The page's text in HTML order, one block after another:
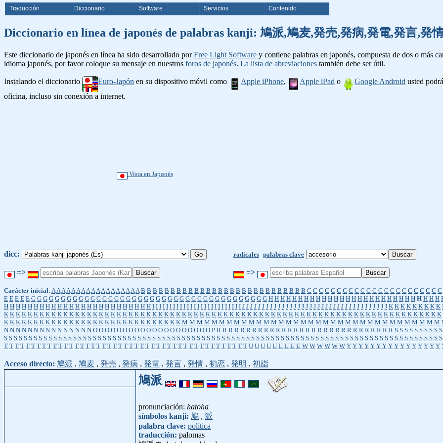
Traducción Diccionario Software Servicios Contenido
Diccionario en línea de japonés de palabras kanji: 鳩派,鳩麦,発売,発病,発電,発言,発
Este diccionario de japonés en línea ha sido desarrollado porFree Light Software y contiene palabras en japonés, compuesta de dos o más
idioma japonés, por favor coloque su mensaje en nuestros foros de japonés. La lista de abreviaciones también debe ser útil.
Instalando el diccionario Euro-Japón en su dispositivo móvil como Apple iPhone, Apple iPad o Google Android usted
oficina, incluso sin conexión a internet.
Vista en Japonés
dicc: radicales palabras clave
=> =>
Carácter inicial: A A A A A A A A A A A A A A A A A A B B B B B B B B B B B B B B B B B B B B B B B B B B B B C C C C C C C C C C C C C C C C C C C C C C C
E E E E E G G G G G G G G G G G G G G G G G G G G G G G G G G G G G G G G G G G G G G G G H H H H H H H H H H H H H H H H H H H H H H H H H H H H H
H H H H H H H H H H H H H H H H H H H H H H H H H I I I I I I I I I I I I I I I I I I I I I I I I I I J J J J J J J J J J J J J J J J J J J J J J J J J J J J J J J J J J J J J K K K K K K K K K
K K K K K K K K K K K K K K K K K K K K K K K K K K K K K K K K K K K K K K K K K K K K K K K K K K K K K K K K K K K K K K K K K K K K K K K K K K
K K K K K K K K K K K K K K K K K K K K K K K K K K K K K K M M M M M M M M M M M M M M M M M M M M M M M M M M M M M M M M M M M
N N N N N N N N N N N N N N N O O O O O O O O O O O O O O O O O O O O P R R R R R R R R R R R R R R R R R R R R R R R R R R R R R R S S S S S S S S S S
S S S S S S S S S S S S S S S S S S S S S S S S S S S S S S S S S S S S S S S S S S S S S S S S S S S S S S S S S S S S S S S S S S S S S S S S S S S S S S S S S S S S S S S S S
T T T T T T T T T T T T T T T T T T T T T T T T T T T T T T T T T T T T T T T T T T T T T U U U U U U U U U W W W W W W Y Y Y Y Y Y Y Y Y Y Y Y Y Y Y Y
Acceso directo: 鳩派 , 鳩麦 , 発売 , 発病 , 発電 , 発言 , 発情 , 初恋 , 発明 , 初詣
鳩派
pronunciación: hatoha
símbolos kanji: 鳩 , 派
palabra clave: política
traducción: palomas